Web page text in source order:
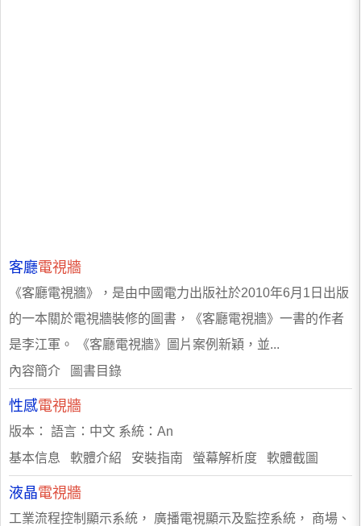
客廳電視牆
《客廳電視牆》，是由中國電力出版社於2010年6月1日出版
的一本關於電視牆裝修的圖書，《客廳電視牆》一書的作者
是李江軍。 《客廳電視牆》圖片案例新穎，並...
內容簡介 圖書目錄
性感電視牆
版本： 語言：中文 系統：An
基本信息 軟體介紹 安裝指南 螢幕解析度 軟體截圖
液晶電視牆
工業流程控制顯示系統， 廣播電視顯示及監控系統， 商場、